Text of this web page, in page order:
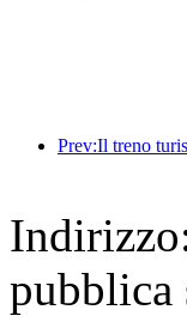
pubblica